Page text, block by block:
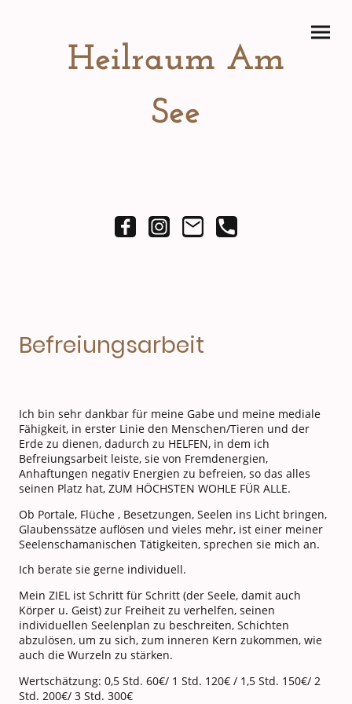
Heilraum Am
See
Befreiungsarbeit
Ich bin sehr dankbar für meine Gabe und meine mediale
Fähigkeit, in erster Linie den Menschen/Tieren und der
Erde zu dienen, dadurch zu HELFEN, in dem ich
Befreiungsarbeit leiste, sie von Fremdenergien,
Anhaftungen negativ Energien zu befreien, so das alles
seinen Platz hat, ZUM HÖCHSTEN WOHLE FÜR ALLE.
Ob Portale, Flüche , Besetzungen, Seelen ins Licht bringen,
Glaubenssätze auflösen und vieles mehr, ist einer meiner
Seelenschamanischen Tätigkeiten, sprechen sie mich an.
Ich berate sie gerne individuell.
Mein ZIEL ist Schritt für Schritt (der Seele, damit auch
Körper u. Geist) zur Freiheit zu verhelfen, seinen
individuellen Seelenplan zu beschreiten, Schichten
abzulösen, um zu sich, zum inneren Kern zukommen, wie
auch die Wurzeln zu stärken.
Wertschätzung: 0,5 Std. 60€/ 1 Std. 120€ / 1,5 Std. 150€/ 2
Std. 200€/ 3 Std. 300€